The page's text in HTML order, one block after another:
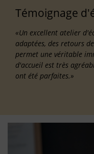
Témoignage
«Un excellent atelier
adaptées, des retours
permet une véritable
d'accueil est très
ont été parfaites.»